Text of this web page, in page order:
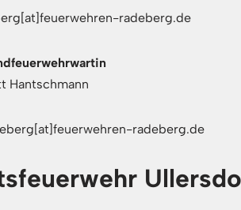
radeberg.de
Hantschmann
radeberg.de